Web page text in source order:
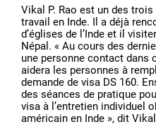
Vikal P. Rao est un des
travail en Inde. Il a déjà
d’églises de l’Inde et il
Népal. « Au cours des
une personne contact dans
aidera les personnes à
demande de visa DS 160.
des séances de pratique
visa à l’entretien individuel
américain en Inde », dit Vikal